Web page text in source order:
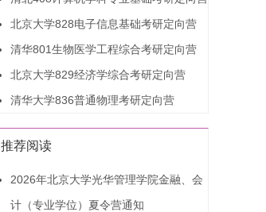
北京大学828电子信息基础考研定向营
清华801生物医学工程综合考研定向营
北京大学829经济学综合考研定向营
清华大学836普通物理考研定向营
推荐阅读
2026年北京大学光华管理学院金融、会
计（专业学位）夏令营通知